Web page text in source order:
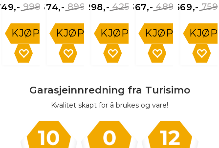
998,-
KJØP
899,-
674,-
KJØP
425,-
298,-
KJØP
489,-
367,-
KJØP
569,-
KJØP
Garasjeinnredning fra Turisimo
Kvalitet skapt for å brukes og vare!